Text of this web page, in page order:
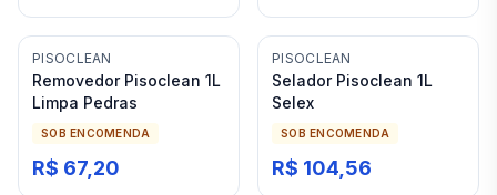
PISOCLEAN
Removedor Pisoclean 1L
Limpa Pedras
SOB ENCOMENDA
R$ 67,20
PISOCLEAN
Selador Pisoclean 1L
Selex
SOB ENCOMENDA
R$ 104,56